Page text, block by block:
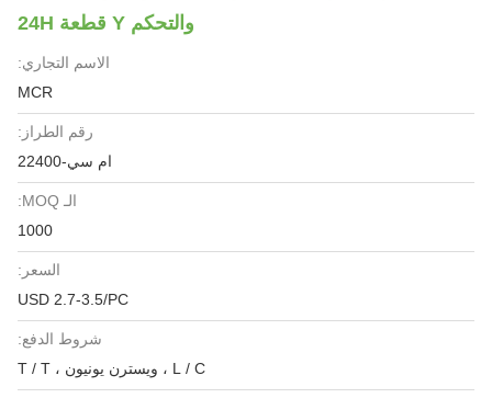
والتحكم Y قطعة 24H
الاسم التجاري:
MCR
رقم الطراز:
ام سي-22400
الـ MOQ:
1000
السعر:
USD 2.7-3.5/PC
شروط الدفع:
L / C ، ويسترن يونيون ، T / T